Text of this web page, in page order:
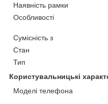
Наявність рамки
Особливості
Сумісність з
Стан
Тип
Користувальницькі
Моделі телефона